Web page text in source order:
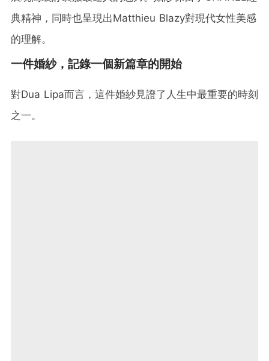
典精神，同時也呈現出Matthieu Blazy對現代女性美感
的理解。
一件婚紗，記錄一個新篇章的開始
對Dua Lipa而言，這件婚紗見證了人生中最重要的時刻
之一。